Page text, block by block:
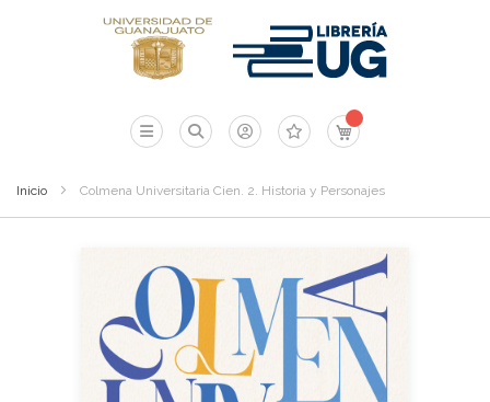
Mi carrito
Inicio Colmena Universitaria Cien. 2. Historia y Personajes